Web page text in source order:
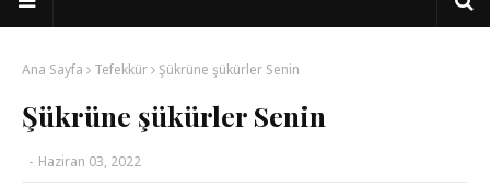
Ana Sayfa Tefekkür Şükrüne şükürler Senin
Şükrüne şükürler Senin
- Haziran 03, 2022